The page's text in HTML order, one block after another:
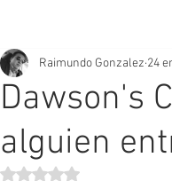
Dawson's
alguien
Raimundo Gonzalez 24
Obtuvo NaN de 5 estrellas.